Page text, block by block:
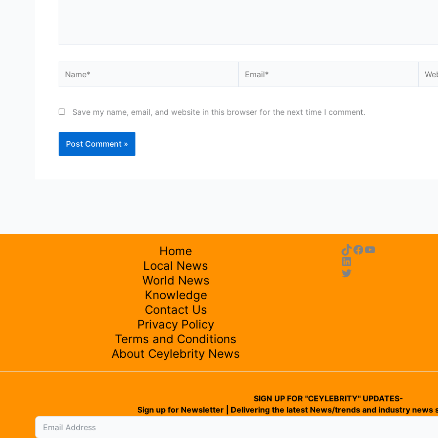
Save my name, email, and website in this browser for the next time I comment.
Home
Local News
World News
Knowledge
Contact Us
Privacy Policy
Terms and Conditions
About Ceylebrity News
SIGN UP FOR "CEYLEBRITY" UPDATES-
Sign up for Newsletter | Delivering the latest News/trends and industry news